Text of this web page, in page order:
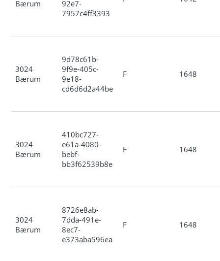
Bærum
92e7-
7957c4ff3393
3024
Bærum
9d78c61b-
9f9e-405c-
9e18-
cd6d6d2a44be
F 1648
3024
Bærum
410bc727-
e61a-4080-
bebf-
bb3f62539b8e
F 1648
3024
Bærum
8726e8ab-
7dda-491e-
8ec7-
e373aba596ea
F 1648